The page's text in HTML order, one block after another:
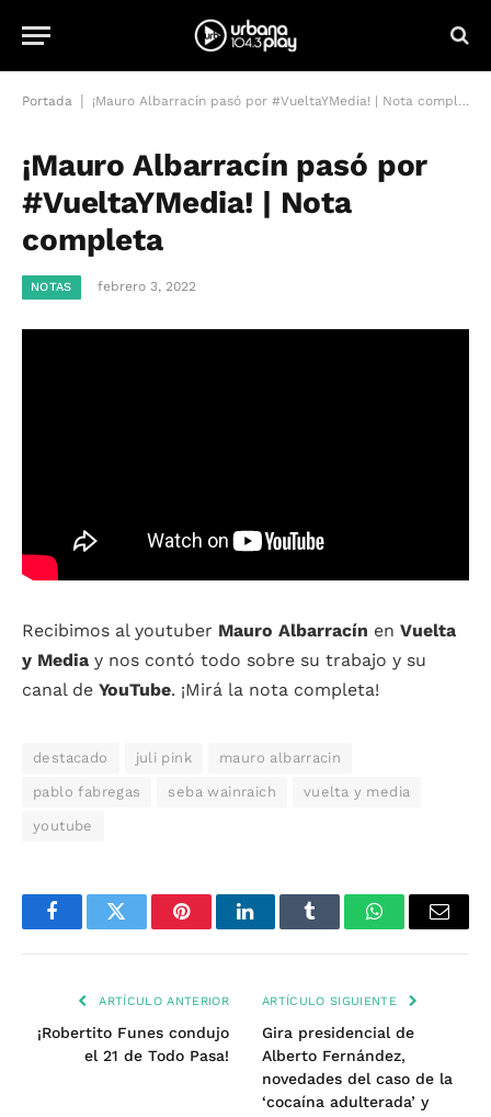
Portada ¡Mauro Albarracín pasó por #VueltaYMedia! | Nota completa
¡Mauro Albarracín pasó por
#VueltaYMedia! | Nota
completa
NOTAS febrero 3, 2022
Recibimos al youtuber Mauro Albarracín en Vuelta
y Media y nos contó todo sobre su trabajo y su
canal de YouTube. ¡Mirá la nota completa!
destacado juli pink mauro albarracin
pablo fabregas seba wainraich vuelta y media
youtube
FacebookTwitter PinterestLinkedInTumblr WhatsAppEmail
ARTÍCULO ANTERIOR
¡Robertito Funes condujo
el 21 de Todo Pasa!
ARTÍCULO SIGUIENTE
Gira presidencial de
Alberto Fernández,
novedades del caso de la
‘cocaína adulterada’ y